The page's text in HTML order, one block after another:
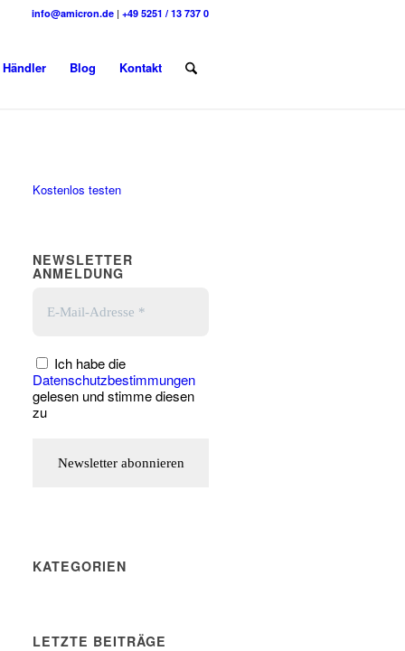
info@amicron.de | +49 5251 / 13 737 0
Händler Blog Kontakt
Kostenlos testen
NEWSLETTER
ANMELDUNG
Ich habe die
Datenschutzbestimmungen
gelesen und stimme diesen
zu
KATEGORIEN
LETZTE BEITRÄGE